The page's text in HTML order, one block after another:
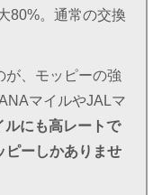
80%。通常の交換
が、モッピーの強
マイルやJALマ
にも高レートで
ピーしかありませ